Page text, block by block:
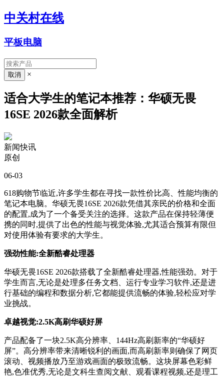
中关村在线
平板电脑
×
适合大学生的笔记本推荐：华硕无畏
16SE 2026款全面解析
新闻快讯
原创
06-03
618购物节临近,许多学生都在寻找一款性价比高、性能均衡的
笔记本电脑。华硕无畏16SE 2026款凭借其亲民的价格和全面
的配置,成为了一个备受关注的选择。这款产品在保持轻薄便
携的同时,提供了出色的性能与视觉体验,尤其适合预算有限但
对使用体验有要求的大学生。
强劲性能:全新酷睿处理器
华硕无畏16SE 2026款搭载了全新酷睿处理器,性能强劲。对于
学生而言,无论是处理多任务文档、运行专业学习软件,还是进
行基础的编程和数据分析,它都能提供流畅的体验,轻松应对学
业挑战。
卓越视觉:2.5K高刷华硕好屏
产品配备了一块2.5K高分辨率、144Hz高刷新率的“华硕好
屏”。高分辨率带来清晰锐利的画面,而高刷新率则确保了网页
滚动、视频播放乃至游戏画面的极致流畅。这块屏幕色彩鲜
艳,色准优秀,无论是文科生查阅文献、观看课程视频,还是理工